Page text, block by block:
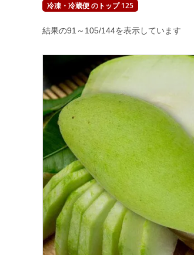
冷凍・冷蔵便 のトップ 125
結果の91～105/144を表示しています
い